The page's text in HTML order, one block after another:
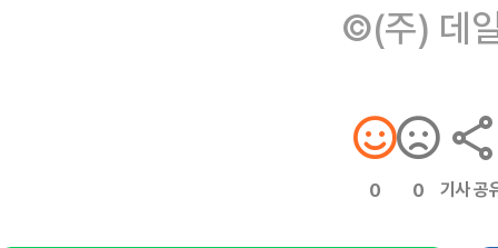
©(주) 데
0 0 기사 공